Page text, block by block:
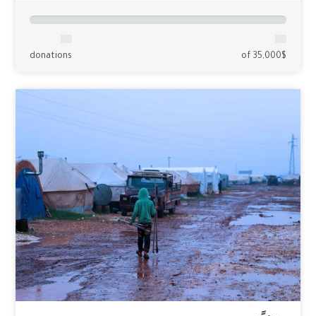
of 35,000$
donations